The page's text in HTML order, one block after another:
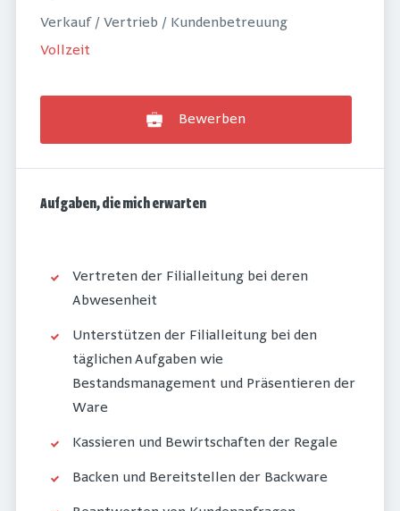
Verkauf / Vertrieb / Kundenbetreuung
Vollzeit
Bewerben
Aufgaben, die mich erwarten
Vertreten der Filialleitung bei deren
Abwesenheit
Unterstützen der Filialleitung bei den
täglichen Aufgaben wie
Bestandsmanagement und Präsentieren der
Ware
Kassieren und Bewirtschaften der Regale
Backen und Bereitstellen der Backware